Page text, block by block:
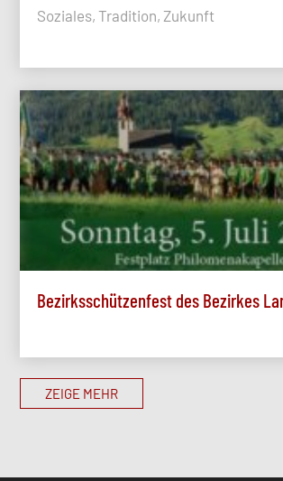
Soziales, Tradition, Zukunft
Bezirksschützenfest des Bezirkes
ZEIGE MEHR